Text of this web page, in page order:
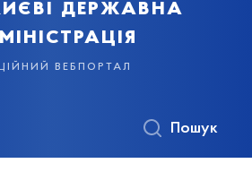
державна
вебпортал
Пошук